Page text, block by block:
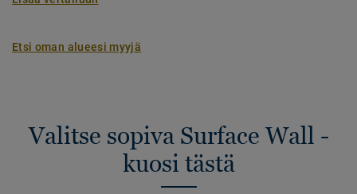
Etsi oman alueesi myyjä
Valitse sopiva Surface Wall -
kuosi tästä